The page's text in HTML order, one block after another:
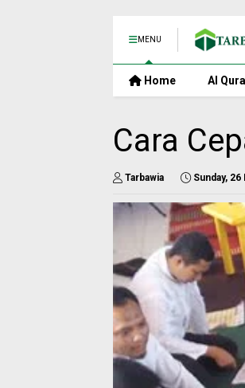
MENU
Home Al
Cara
Tarbawia Sunday,